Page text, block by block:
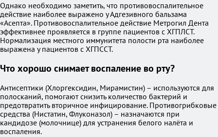
Однако необходимо заметить, что противовоспалительное
действие наиболее выражено у Адгезивного бальзама
«Асепта». Противовоспалительное действие Метрогил Дента
эффективнее проявляется в группе пациентов с ХГПЛСТ.
Нормализация местного иммунитета полости рта наиболее
выражена у пациентов с ХГПССТ.
Что хорошо снимает воспаление во рту?
Антисептики (Хлоргексидин, Мирамистин) – используются для
полосканий, помогают снизить количество бактерий и
предотвратить вторичное инфицирование. Противогрибковые
средства (Нистатин, Флуконазол) – назначаются при
кандидозе (молочнице) для устранения белого налёта и
воспаления.